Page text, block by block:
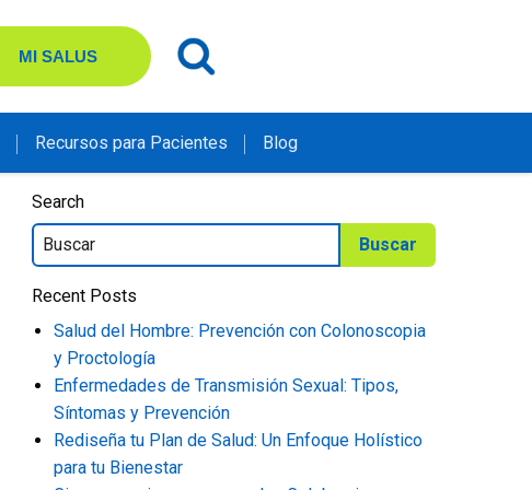
MI SALUS
Recursos para Pacientes Blog
Search
Recent Posts
Salud del Hombre: Prevención con Colonoscopia
y Proctología
Enfermedades de Transmisión Sexual: Tipos,
Síntomas y Prevención
Rediseña tu Plan de Salud: Un Enfoque Holístico
para tu Bienestar